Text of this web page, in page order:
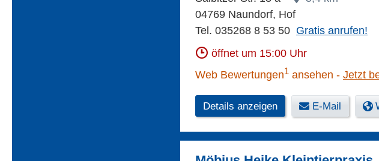
04769 Naundorf, Hof
Tel. 035268 8 53 50 Gratis anrufen!
öffnet um 15:00 Uhr
Web Bewertungen1 ansehen Jetzt
Details anzeigen E-Mail